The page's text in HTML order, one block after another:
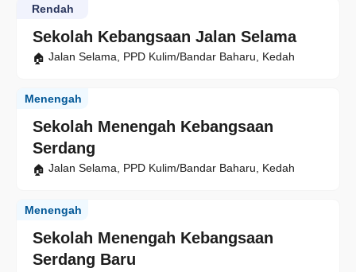
Sekolah Kebangsaan Jalan Selama
Rendah
Jalan Selama, PPD Kulim/Bandar Baharu, Kedah
Sekolah Menengah Kebangsaan
Serdang
Menengah
Jalan Selama, PPD Kulim/Bandar Baharu, Kedah
Sekolah Menengah Kebangsaan
Serdang Baru
Menengah